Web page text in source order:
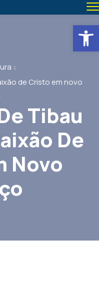
de Cristo em novo
Tibau
De
Novo
Abrir